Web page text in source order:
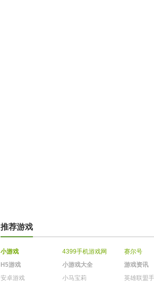
推荐游戏
小游戏 4399手机游戏网 赛尔号
H5游戏
小游戏大全 游戏资讯
安卓游戏
小马宝莉 英雄联盟